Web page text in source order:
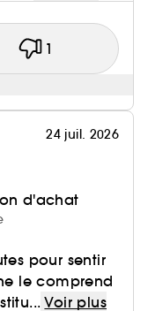
1
24 juil. 2026
d'achat
pour sentir
le comprend
Voir plus